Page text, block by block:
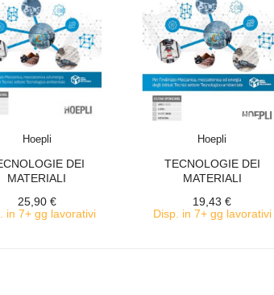
Hoepli
DEI
MATERIALI
25,90 €
in 7+ gg lavorativi
Hoepli
TECNOLOGIE DEI
MATERIALI
19,43 €
Disp. in 7+ gg lavorativi